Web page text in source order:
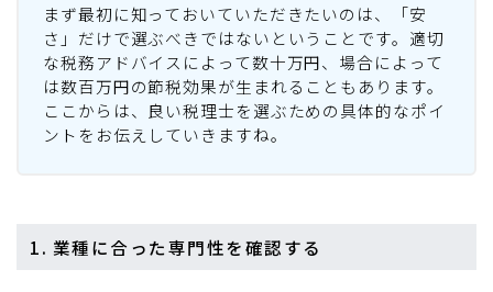
まず最初に知っておいていただきたいのは、「安
さ」だけで選ぶべきではないということです。適切
な税務アドバイスによって数十万円、場合によって
は数百万円の節税効果が生まれることもあります。
ここからは、良い税理士を選ぶための具体的なポイ
ントをお伝えしていきますね。
1. 業種に合った専門性を確認する